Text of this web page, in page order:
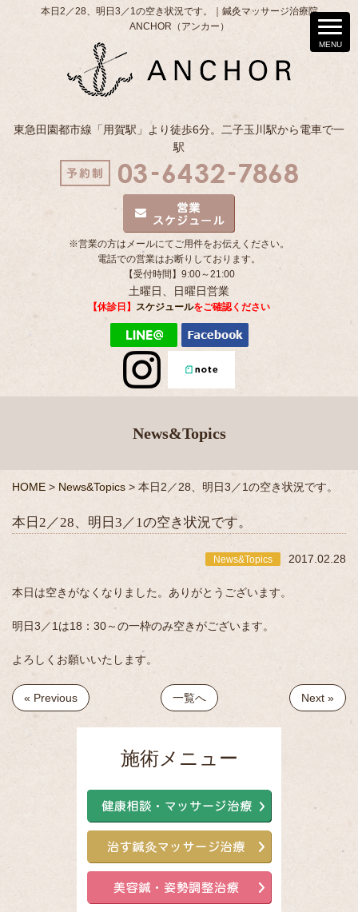
本日2／28、明日3／1の空き状況です。｜鍼灸マッサージ治療院
ANCHOR（アンカー）
東急田園都市線「用賀駅」より徒歩6分。二子玉川駅から電車で一
駅
※営業の方はメールにてご用件をお伝えください。
電話での営業はお断りしております。
【受付時間】9:00～21:00
土曜日、日曜日営業
【休診日】 スケジュールをご確認ください
News&Topics
HOME > News&Topics > 本日2／28、明日3／1の空き状況です。
本日2／28、明日3／1の空き状況です。
News&Topics 2017.02.28
本日は空きがなくなりました。ありがとうございます。
明日3／1は18：30～の一枠のみ空きがございます。
よろしくお願いいたします。
« Previous 一覧へ Next »
施術メニュー